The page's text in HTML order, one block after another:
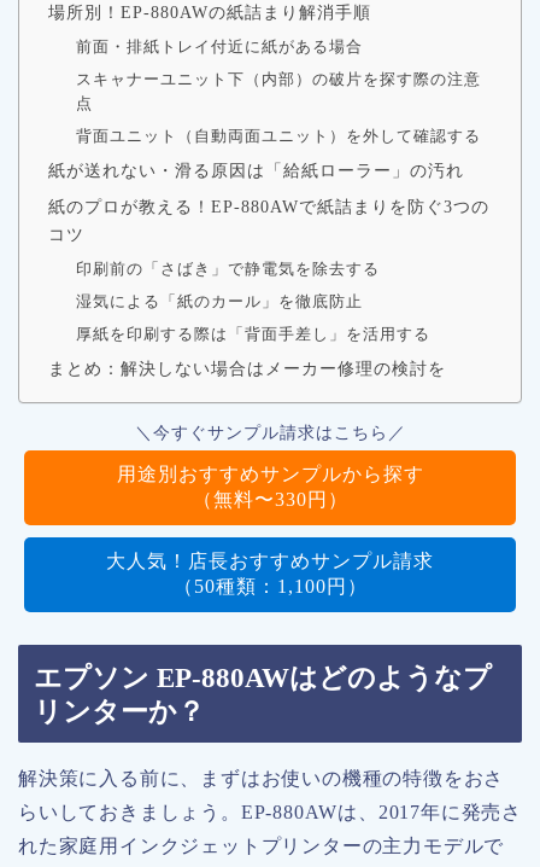
場所別！EP-880AWの紙詰まり解消手順
前面・排紙トレイ付近に紙がある場合
スキャナーユニット下（内部）の破片を探す際の注意
点
背面ユニット（自動両面ユニット）を外して確認する
紙が送れない・滑る原因は「給紙ローラー」の汚れ
紙のプロが教える！EP-880AWで紙詰まりを防ぐ3つの
コツ
印刷前の「さばき」で静電気を除去する
湿気による「紙のカール」を徹底防止
厚紙を印刷する際は「背面手差し」を活用する
まとめ：解決しない場合はメーカー修理の検討を
＼今すぐサンプル請求はこちら／
用途別おすすめサンプルから探す
（無料〜330円）
大人気！店長おすすめサンプル請求
（50種類：1,100円）
エプソン EP-880AWはどのようなプ
リンターか？
解決策に入る前に、まずはお使いの機種の特徴をおさ
らいしておきましょう。EP-880AWは、2017年に発売さ
れた家庭用インクジェットプリンターの主力モデルで